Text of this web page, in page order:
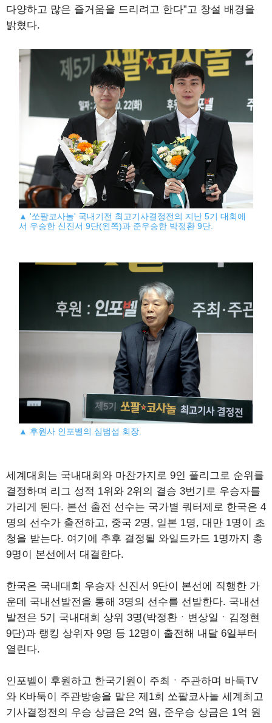
다양하고 많은 즐거움을 드리려고 한다”고 창설 배경을
밝혔다.
▲ '쏘팔코사놀' 국내기전 최고기사결정전의 지난 5기 대회에
서 우승한 신진서 9단(왼쪽)과 준우승한 박정환 9단.
▲ 후원사 인포벨의 심범섭 회장.
세계대회는 국내대회와 마찬가지로 9인 풀리그로 순위를
결정하며 리그 성적 1위와 2위의 결승 3번기로 우승자를
가리게 된다. 본선 출전 선수는 국가별 쿼터제로 한국은 4
명의 선수가 출전하고, 중국 2명, 일본 1명, 대만 1명이 초
청을 받는다. 여기에 추후 결정될 와일드카드 1명까지 총
9명이 본선에서 대결한다.
한국은 국내대회 우승자 신진서 9단이 본선에 직행한 가
운데 국내선발전을 통해 3명의 선수를 선발한다. 국내선
발전은 5기 국내대회 상위 3명(박정환ㆍ변상일ㆍ김정현
9단)과 랭킹 상위자 9명 등 12명이 출전해 내달 6일부터
열린다.
인포벨이 후원하고 한국기원이 주최ㆍ주관하며 바둑TV
와 K바둑이 주관방송을 맡은 제1회 쏘팔코사놀 세계최고
기사결정전의 우승 상금은 2억 원, 준우승 상금은 1억 원